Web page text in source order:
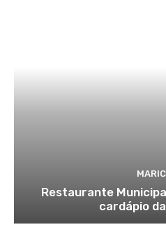
Restaurante
cardápio